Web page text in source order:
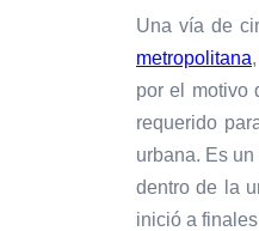
Una vía de
metropolitana
por el motivo
requerido
urbana. Es
dentro de la
inició a